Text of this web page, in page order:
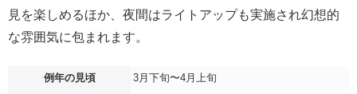
見を楽しめるほか、夜間はライトアップも実施され幻想的
な雰囲気に包まれます。
例年の見頃
3月下旬〜4月上旬